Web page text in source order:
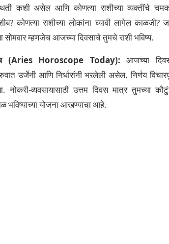
कशी असेल आणि कोणत्या राशीच्या व्यक्तींचे
कोणत्या राशीच्या लोकांना घ्यावी लागेल काळजी?
सोमवार म्हणजेच आजच्या दिवसाचे तुमचे राशी भविष्य.
(Aries Horoscope Today): आजच्या
उर्जेनी आणि निर्धारांनी भरलेली असेल. निर्णय
नोकरी-व्यवसायासाठी उत्तम दिवस मात्र तुमच्या
भविष्याच्या योजना आखण्याचा आहे.